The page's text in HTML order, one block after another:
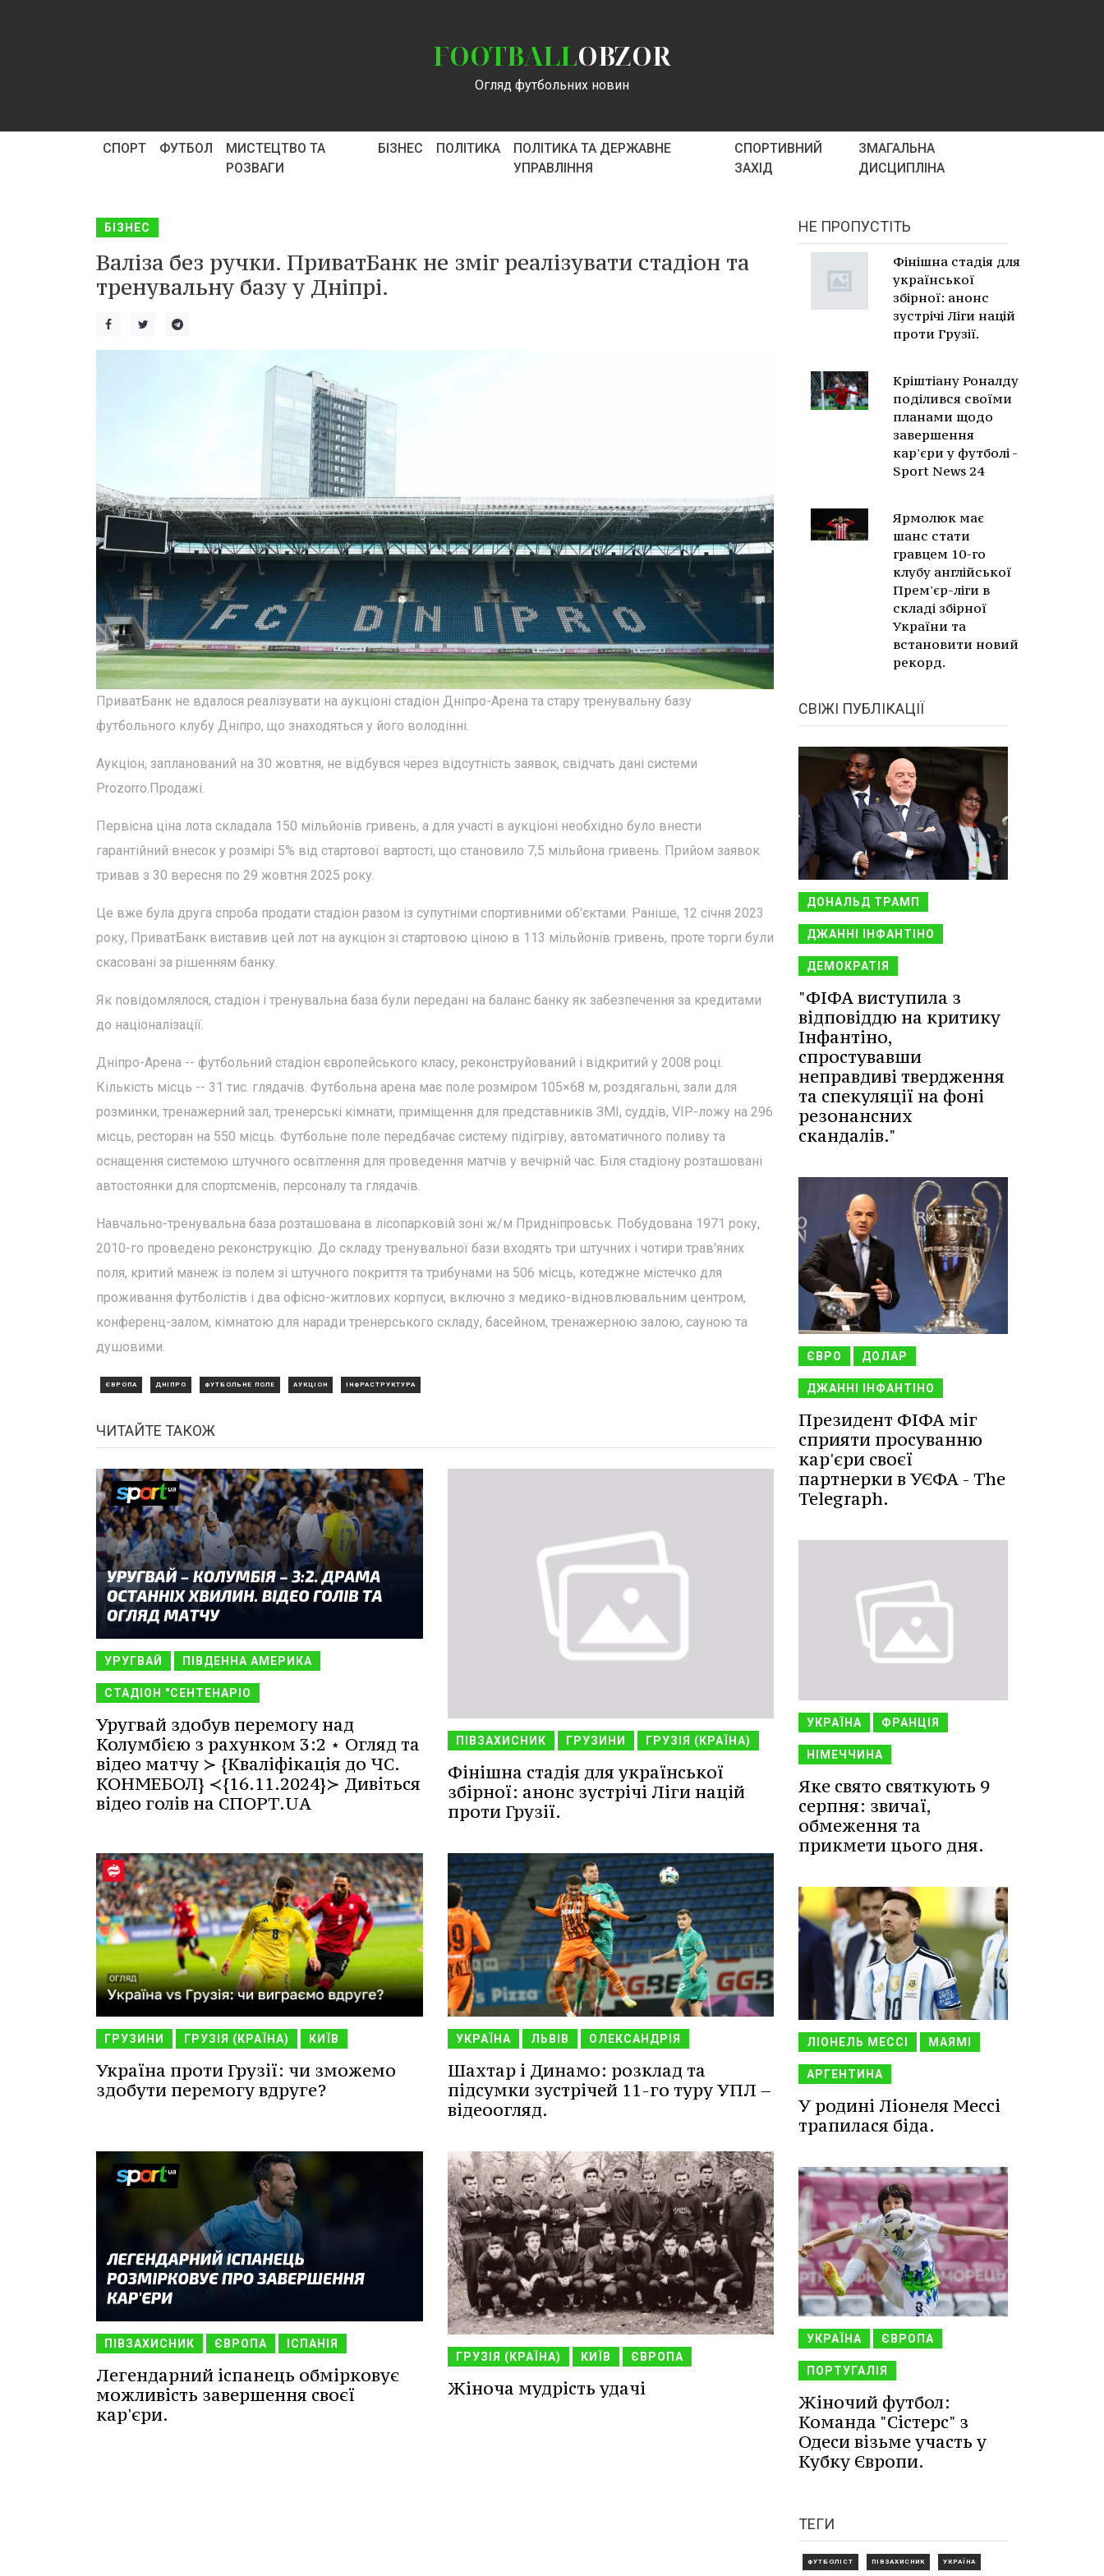
FOOTBALLOBZOR
Огляд футбольних новин
СПОРТ ФУТБОЛ
МИСТЕЦТВО ТА
РОЗВАГИ
БІЗНЕС ПОЛІТИКА
ПОЛІТИКА ТА ДЕРЖАВНЕ
УПРАВЛІННЯ
СПОРТИВНИЙ
ЗАХІД
ЗМАГАЛЬНА
ДИСЦИПЛІНА
БІЗНЕС
Валіза без ручки. ПриватБанк не зміг реалізувати стадіон та
тренувальну базу у Дніпрі.
ПриватБанк не вдалося реалізувати на аукціоні стадіон Дніпро-Арена та стару тренувальну базу
футбольного клубу Дніпро, що знаходяться у його володінні.
Аукціон, запланований на 30 жовтня, не відбувся через відсутність заявок, свідчать дані системи
Prozorro.Продажі.
Первісна ціна лота складала 150 мільйонів гривень, а для участі в аукціоні необхідно було внести
гарантійний внесок у розмірі 5% від стартової вартості, що становило 7,5 мільйона гривень. Прийом заявок
тривав з 30 вересня по 29 жовтня 2025 року.
Це вже була друга спроба продати стадіон разом із супутніми спортивними об'єктами. Раніше, 12 січня 2023
року, ПриватБанк виставив цей лот на аукціон зі стартовою ціною в 113 мільйонів гривень, проте торги були
скасовані за рішенням банку.
Як повідомлялося, стадіон і тренувальна база були передані на баланс банку як забезпечення за кредитами
до націоналізації.
Дніпро-Арена -- футбольний стадіон європейського класу, реконструйований і відкритий у 2008 році.
Кількість місць -- 31 тис. глядачів. Футбольна арена має поле розміром 105×68 м, роздягальні, зали для
розминки, тренажерний зал, тренерські кімнати, приміщення для представників ЗМІ, суддів, VIP-ложу на 296
місць, ресторан на 550 місць. Футбольне поле передбачає систему підігріву, автоматичного поливу та
оснащення системою штучного освітлення для проведення матчів у вечірній час. Біля стадіону розташовані
автостоянки для спортсменів, персоналу та глядачів.
Навчально-тренувальна база розташована в лісопарковій зоні ж/м Придніпровськ. Побудована 1971 року,
2010-го проведено реконструкцію. До складу тренувальної бази входять три штучних і чотири трав'яних
поля, критий манеж із полем зі штучного покриття та трибунами на 506 місць, котеджне містечко для
проживання футболістів і два офісно-житлових корпуси, включно з медико-відновлювальним центром,
конференц-залом, кімнатою для наради тренерського складу, басейном, тренажерною залою, сауною та
душовими.
ЄВРОПА ДНІПРО ФУТБОЛЬНЕ ПОЛЕ АУКЦІОН ІНФРАСТРУКТУРА
ЧИТАЙТЕ ТАКОЖ
УРУГВАЙ ПІВДЕННА АМЕРИКА
СТАДІОН "СЕНТЕНАРІО
Уругвай здобув перемогу над
Колумбією з рахунком 3:2 ⋆ Огляд та
відео матчу ≻ {Кваліфікація до ЧС.
КОНМЕБОЛ} ≺{16.11.2024}≻ Дивіться
відео голів на СПОРТ.UA
ПІВЗАХИСНИК ГРУЗИНИ ГРУЗІЯ (КРАЇНА)
Фінішна стадія для української
збірної: анонс зустрічі Ліги націй
проти Грузії.
ГРУЗИНИ ГРУЗІЯ (КРАЇНА) КИЇВ
Україна проти Грузії: чи зможемо
здобути перемогу вдруге?
УКРАЇНА ЛЬВІВ ОЛЕКСАНДРІЯ
Шахтар і Динамо: розклад та
підсумки зустрічей 11-го туру УПЛ –
відеоогляд.
ПІВЗАХИСНИК ЄВРОПА ІСПАНІЯ
Легендарний іспанець обмірковує
можливість завершення своєї
кар'єри.
ГРУЗІЯ (КРАЇНА) КИЇВ ЄВРОПА
Жіноча мудрість удачі
НЕ ПРОПУСТІТЬ
Фінішна стадія для
української
збірної: анонс
зустрічі Ліги націй
проти Грузії.
Кріштіану Роналду
поділився своїми
планами щодо
завершення
кар'єри у футболі -
Sport News 24
Ярмолюк має
шанс стати
гравцем 10-го
клубу англійської
Прем'єр-ліги в
складі збірної
України та
встановити новий
рекорд.
СВІЖІ ПУБЛІКАЦІЇ
ДОНАЛЬД ТРАМП
ДЖАННІ ІНФАНТІНО
ДЕМОКРАТІЯ
"ФІФА виступила з
відповіддю на критику
Інфантіно,
спростувавши
неправдиві твердження
та спекуляції на фоні
резонансних
скандалів."
ЄВРО ДОЛАР
ДЖАННІ ІНФАНТІНО
Президент ФІФА міг
сприяти просуванню
кар'єри своєї
партнерки в УЄФА - The
Telegraph.
УКРАЇНА ФРАНЦІЯ
НІМЕЧЧИНА
Яке свято святкують 9
серпня: звичаї,
обмеження та
прикмети цього дня.
ЛІОНЕЛЬ МЕССІ МАЯМІ
АРГЕНТИНА
У родині Ліонеля Мессі
трапилася біда.
УКРАЇНА ЄВРОПА
ПОРТУГАЛІЯ
Жіночий футбол:
Команда "Сістерс" з
Одеси візьме участь у
Кубку Європи.
ТЕГИ
ФУТБОЛІСТ ПІВЗАХИСНИК УКРАЇНА